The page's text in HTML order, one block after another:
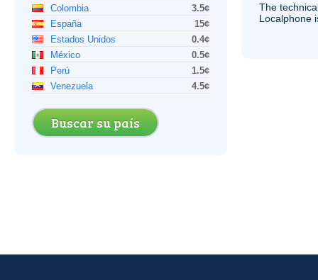
Colombia
3.5¢
España
15¢
Estados Unidos
0.4¢
México
0.5¢
Perú
1.5¢
Venezuela
4.5¢
Buscar su país
The
Localphone